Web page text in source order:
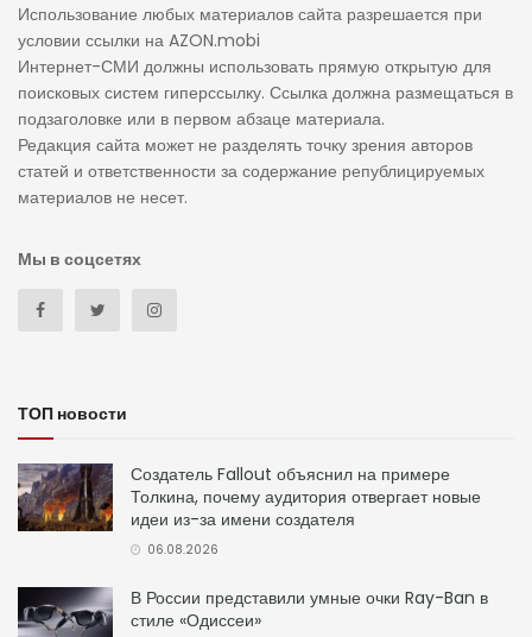
Использование любых материалов сайта разрешается при
условии ссылки на AZON.mobi
Интернет-СМИ должны использовать прямую открытую для
поисковых систем гиперссылку. Ссылка должна размещаться в
подзаголовке или в первом абзаце материала.
Редакция сайта может не разделять точку зрения авторов
статей и ответственности за содержание републицируемых
материалов не несет.
Мы в соцсетях
ТОП новости
Создатель Fallout объяснил на примере
Толкина, почему аудитория отвергает новые
идеи из-за имени создателя
06.08.2026
В России представили умные очки Ray-Ban в
стиле «Одиссеи»